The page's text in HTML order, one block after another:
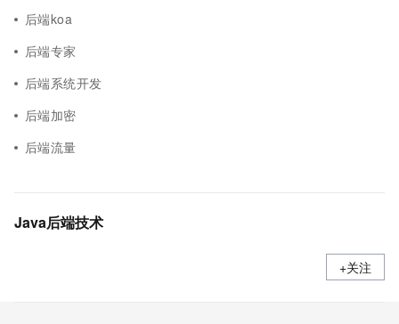
后端koa
后端专家
后端系统开发
后端加密
后端流量
Java后端技术
+关注